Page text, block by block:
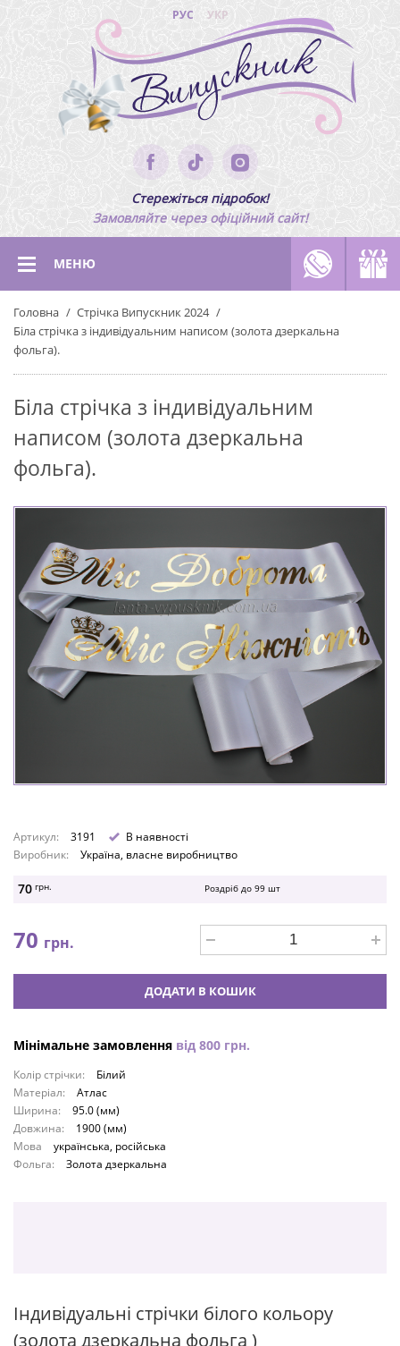
РУС УКР
Стережіться підробок!
Замовляйте через офіційний сайт!
МЕНЮ
Головна
Стрічка Випускник 2024
Біла стрічка з індивідуальним написом (золота дзеркальна
фольга).
Біла стрічка з індивідуальним
написом (золота дзеркальна
фольга).
Артикул: 3191
В наявності
Виробник:
Україна, власне виробництво
70 грн. Роздріб до 99 шт
70 грн.
ДОДАТИ В КОШИК
Мінімальне замовлення від 800 грн.
Колір стрічки:
Білий
Матеріал:
Атлас
Ширина:
95.0 (мм)
Довжина:
1900 (мм)
Мова
українська, російська
Фольга:
Золота дзеркальна
Індивідуальні стрічки білого кольору
(золота дзеркальна фольга )